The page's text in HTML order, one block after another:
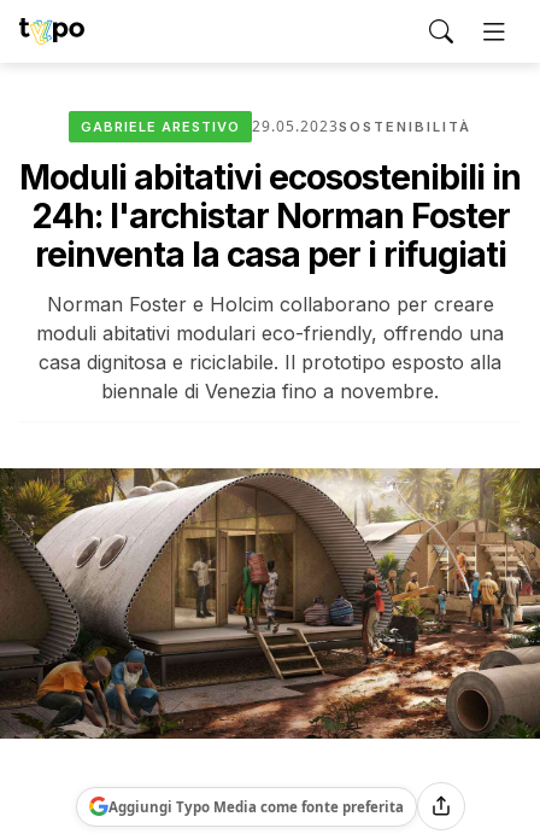
GABRIELE ARESTIVO 29.05.2023SOSTENIBILITÀ
Moduli abitativi ecosostenibili in
24h: l'archistar Norman Foster
reinventa la casa per i rifugiati
Norman Foster e Holcim collaborano per creare
moduli abitativi modulari eco-friendly, offrendo una
casa dignitosa e riciclabile. Il prototipo esposto alla
biennale di Venezia fino a novembre.
Aggiungi Typo Media come fonte preferita